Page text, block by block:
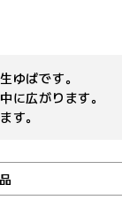
ゆばです。
に広がります。
す。